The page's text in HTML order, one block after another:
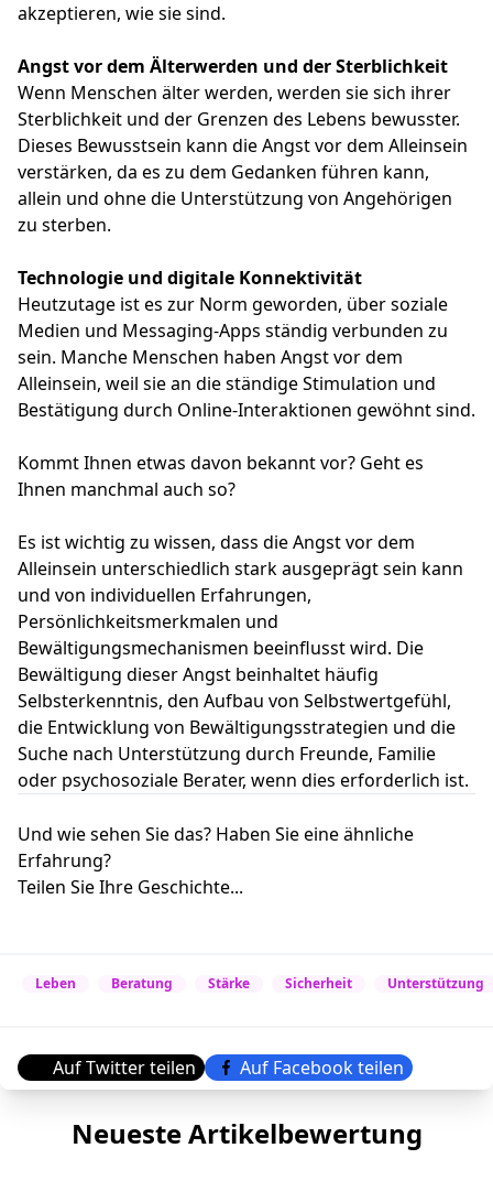
akzeptieren, wie sie sind.
Angst vor dem Älterwerden und der Sterblichkeit
Wenn Menschen älter werden, werden sie sich ihrer
Sterblichkeit und der Grenzen des Lebens bewusster.
Dieses Bewusstsein kann die Angst vor dem Alleinsein
verstärken, da es zu dem Gedanken führen kann,
allein und ohne die Unterstützung von Angehörigen
zu sterben.
Technologie und digitale Konnektivität
Heutzutage ist es zur Norm geworden, über soziale
Medien und Messaging-Apps ständig verbunden zu
sein. Manche Menschen haben Angst vor dem
Alleinsein, weil sie an die ständige Stimulation und
Bestätigung durch Online-Interaktionen gewöhnt sind.
Kommt Ihnen etwas davon bekannt vor? Geht es
Ihnen manchmal auch so?
Es ist wichtig zu wissen, dass die Angst vor dem
Alleinsein unterschiedlich stark ausgeprägt sein kann
und von individuellen Erfahrungen,
Persönlichkeitsmerkmalen und
Bewältigungsmechanismen beeinflusst wird. Die
Bewältigung dieser Angst beinhaltet häufig
Selbsterkenntnis, den Aufbau von Selbstwertgefühl,
die Entwicklung von Bewältigungsstrategien und die
Suche nach Unterstützung durch Freunde, Familie
oder psychosoziale Berater, wenn dies erforderlich ist.
Und wie sehen Sie das? Haben Sie eine ähnliche
Erfahrung?
Teilen Sie Ihre Geschichte...
Leben Beratung Stärke Sicherheit Unterstützung
Auf Twitter teilen Auf Facebook teilen
Neueste Artikelbewertung